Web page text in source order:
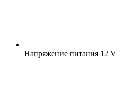
Напряжение питания 12 V